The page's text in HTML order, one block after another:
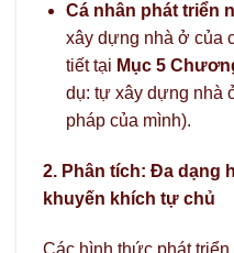
Cá nhân phát triển
xây dựng nhà ở của
tiết tại Mục 5
dụ: tự xây dựng nhà
pháp của mình).
2. Phân tích: Đa dạng
khuyến khích tự chủ
Các hình thức phát